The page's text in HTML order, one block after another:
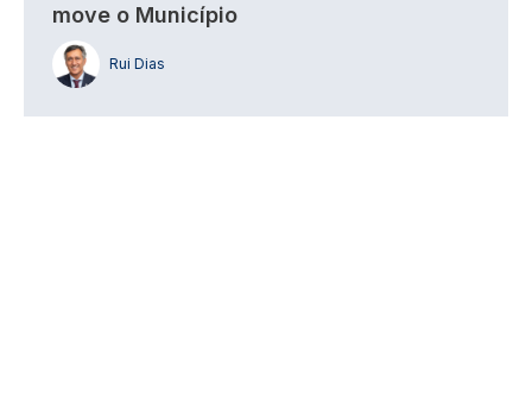
move o Município
Rui Dias